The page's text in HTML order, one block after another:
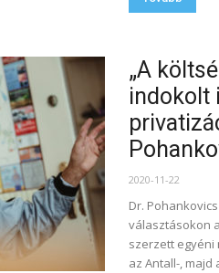
„A
indokolt
2020-11-22
Dr.
választásokon
szerzett
az Antall-, majd